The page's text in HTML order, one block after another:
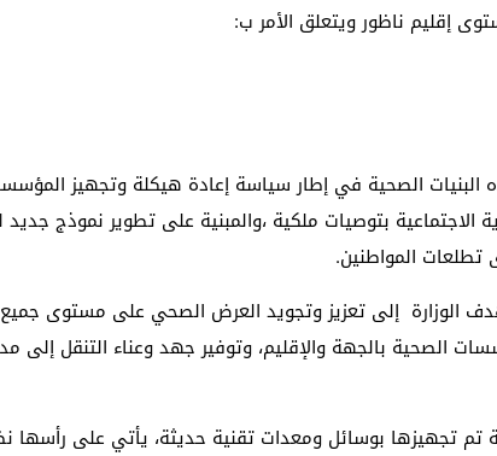
إقليم ناظور ويتعلق الأمر ب:
الصحية في إطار سياسة إعادة هيكلة وتجهيز
الاجتماعية بتوصيات ملكية ،والمبنية على تطوير نموذج
المواطنين.
الوزارة إلى تعزيز وتجويد العرض الصحي على مستوى جميع
الصحية بالجهة والإقليم، وتوفير جهد وعناء التنقل إلى
تم تجهيزها بوسائل ومعدات تقنية حديثة، يأتي على